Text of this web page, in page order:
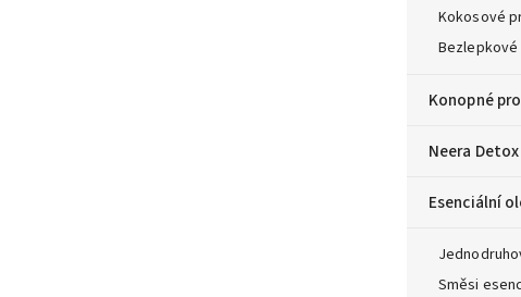
Kokosové
Bezlepkové
Konopné
Neera
Esenciální
Směsi